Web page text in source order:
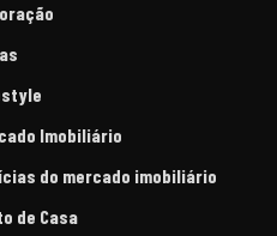
Imobiliário
do mercado imobiliário
de Casa